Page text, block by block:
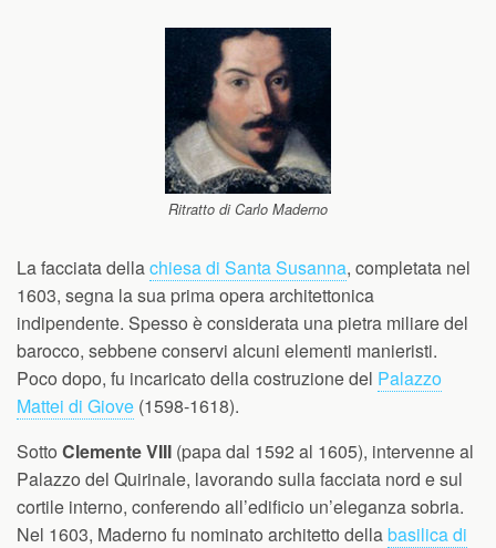
Ritratto di Carlo Maderno
La facciata dellachiesa di Santa Susanna, completata nel
1603, segna la sua prima opera architettonica
indipendente. Spesso è considerata una pietra miliare del
barocco, sebbene conservi alcuni elementi manieristi.
Poco dopo, fu incaricato della costruzione del Palazzo
Mattei di Giove (1598-1618).
Sotto Clemente VIII (papa dal 1592 al 1605), intervenne al
Palazzo del Quirinale, lavorando sulla facciata nord e sul
cortile interno, conferendo all’edificio un’eleganza sobria.
Nel 1603, Maderno fu nominato architetto dellabasilica di